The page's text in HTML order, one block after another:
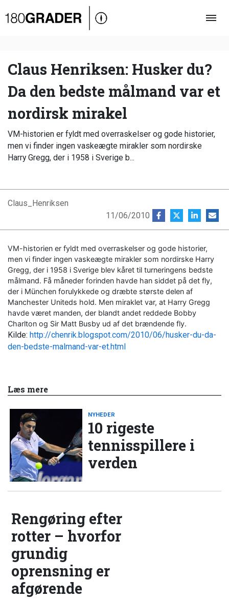
Oversigt
Debat
Video
Podcast
Claus Henriksen: Husker du?
Da den bedste målmand var et
nordirsk mirakel
VM-historien er fyldt med overraskelser og gode historier,
men vi finder ingen vaskeægte mirakler som nordirske
Harry Gregg, der i 1958 i Sverige b...
Claus_Henriksen
11/06/2010
VM-historien er fyldt med overraskelser og gode historier,
men vi finder ingen vaskeægte mirakler som nordirske Harry
Gregg, der i 1958 i Sverige blev kåret til turneringens bedste
målmand. Få måneder forinden havde han siddet på det fly,
der i München forulykkede og dræbte største delen af
Manchester Uniteds hold. Men miraklet var, at Harry Gregg
havde været manden, der blandt andet reddede Bobby
Charlton og Sir Matt Busby ud af det brændende fly.
Kilde: http://chenrik.blogspot.com/2010/06/husker-du-da-
den-bedste-malmand-var-et.html
Læs mere
NYHEDER
10 rigeste
tennisspillere i
verden
Rengøring efter
rotter – hvorfor
grundig
oprensning er
afgørende